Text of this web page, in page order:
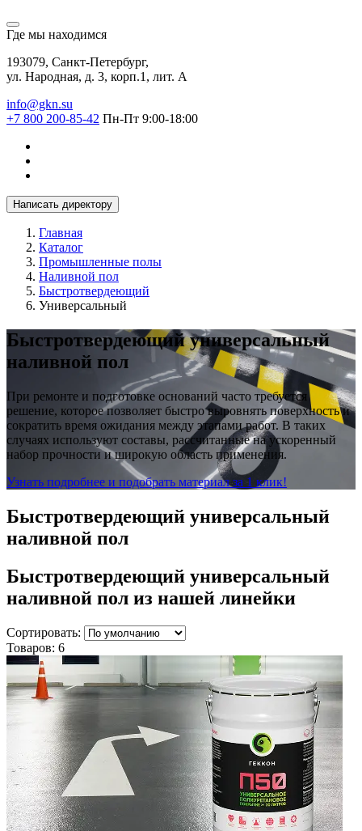
Где мы находимся
193079, Санкт-Петербург,
ул. Народная, д. 3, корп.1, лит. А
info@gkn.su
+7 800 200-85-42 Пн-Пт 9:00-18:00
Написать директору
Главная
Каталог
Промышленные полы
Наливной пол
Быстротвердеющий
Универсальный
Быстротвердеющий универсальный
наливной пол
При ремонте и подготовке оснований часто требуется
решение, которое позволяет быстро выровнять поверхность и
сократить время ожидания между этапами работ. В таких
случаях используют составы, рассчитанные на ускоренный
набор прочности и широкую область применения.
Узнать подробнее и подобрать материал за 1 клик!
Быстротвердеющий универсальный
наливной пол
Быстротвердеющий универсальный
наливной пол из нашей линейки
Сортировать:
Товаров: 6